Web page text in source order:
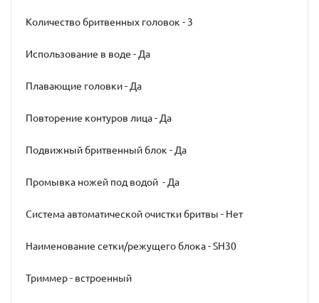
Количество бритвенных головок - 3
Использование в воде - Да
Плавающие головки - Да
Повторение контуров лица - Да
Подвижный бритвенный блок - Да
Промывка ножей под водой - Да
Система автоматической очистки бритвы - Нет
Наименование сетки/режущего блока - SH30
Триммер - встроенный